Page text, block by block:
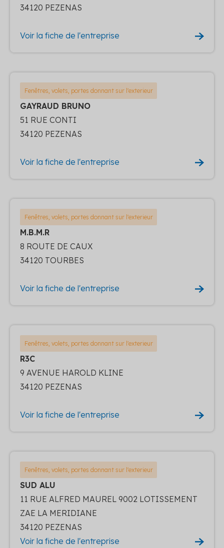
34120 PEZENAS
Voir la fiche de l'entreprise
Fenêtres, volets, portes donnant sur l'exterieur
GAYRAUD BRUNO
51 RUE CONTI
34120 PEZENAS
Voir la fiche de l'entreprise
Fenêtres, volets, portes donnant sur l'exterieur
M.B.M.R
8 ROUTE DE CAUX
34120 TOURBES
Voir la fiche de l'entreprise
Fenêtres, volets, portes donnant sur l'exterieur
R3C
9 AVENUE HAROLD KLINE
34120 PEZENAS
Voir la fiche de l'entreprise
Fenêtres, volets, portes donnant sur l'exterieur
SUD ALU
11 RUE ALFRED MAUREL 9002 LOTISSEMENT
ZAE LA MERIDIANE
34120 PEZENAS
Voir la fiche de l'entreprise